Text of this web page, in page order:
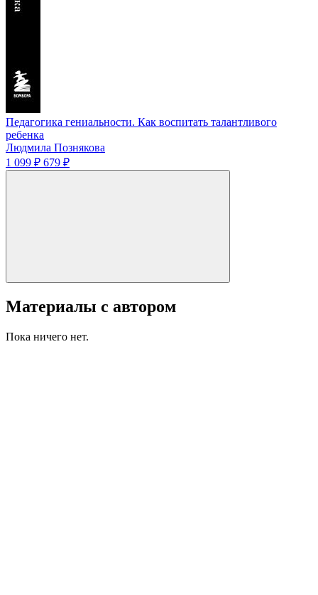
Педагогика гениальности. Как воспитать талантливого
ребенка
Людмила Познякова
1 099 ₽ 679 ₽
Материалы с автором
Пока ничего нет.